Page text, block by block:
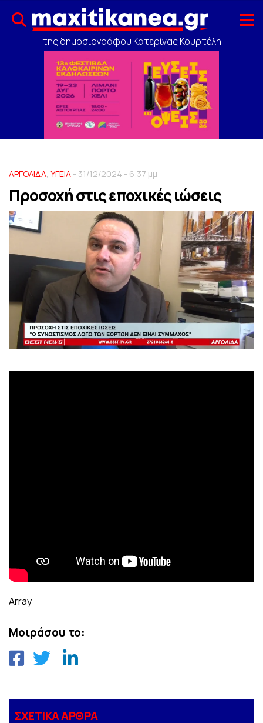
της δημοσιογράφου Κατερίνας Κουρτέλη
ΑΡΓΟΛΙΔΑ, ΥΓΕΙΑ - 31/12/2024 - 6:37 μμ
Προσοχή στις εποχικές ιώσεις
Array
Μοιράσου το:
ΣΧΕΤΙΚΑ ΑΡΘΡΑ